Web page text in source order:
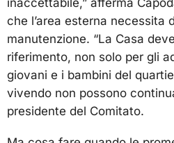
che l’area esterna necessita
manutenzione. “La Casa
riferimento, non solo per gli
giovani e i bambini del
vivendo non possono
presidente del Comitato.